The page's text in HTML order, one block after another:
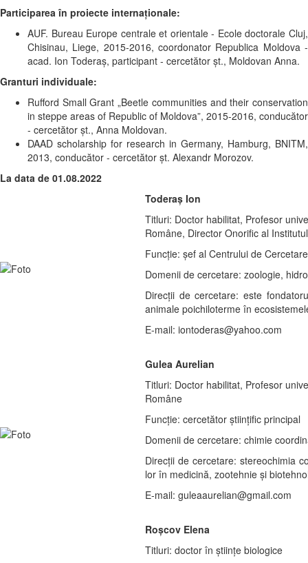
Participarea în proiecte internaționale:
AUF. Bureau Europe centrale et orientale - Ecole doctorale Cluj,
Chisinau, Liege, 2015-2016, coordonator Republica Moldova -
acad. Ion Toderaș, participant - cercetător șt., Moldovan Anna.
Granturi individuale:
Rufford Small Grant „Beetle communities and their conservation
in steppe areas of Republic of Moldova”, 2015-2016, conducător
- cercetător șt., Anna Moldovan.
DAAD scholarship for research in Germany, Hamburg, BNITM,
2013, conducător - cercetător șt. Alexandr Morozov.
La data de 01.08.2022
Toderaș Ion
Titluri: Doctor habilitat, Profesor
Române, Director Onorific al
Funcție: șef al Centrului de
Domenii de cercetare: zoologie,
Direcții de cercetare: este
animale poichiloterme în
E-mail: iontoderas@yahoo.com
Gulea Aurelian
Titluri: Doctor habilitat, Profesor
Române
Funcție: cercetător ştiințific principal
Domenii de cercetare: chimie
Direcții de cercetare: stereochimia
lor în medicină, zootehnie şi
E-mail: guleaaurelian@gmail.com
Roșcov Elena
Titluri: doctor în științe biologice